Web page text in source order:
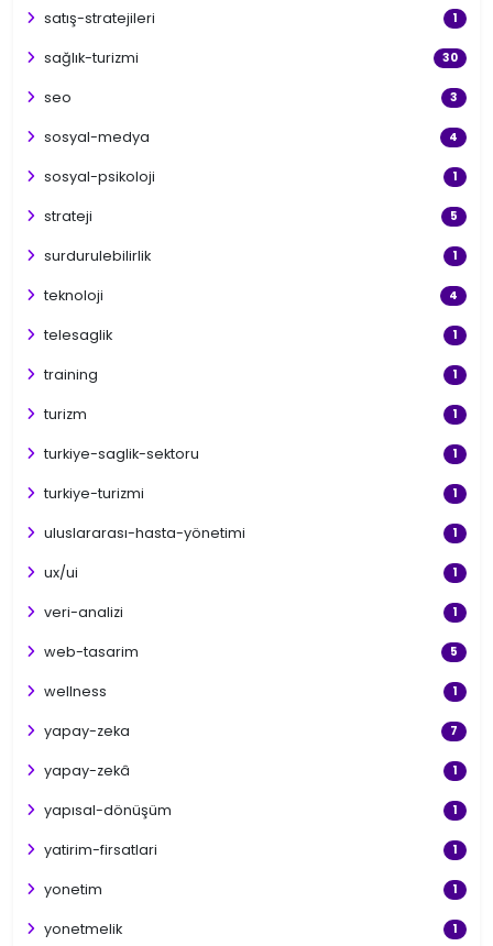
satış-stratejileri 1
sağlık-turizmi 30
seo 3
sosyal-medya 4
sosyal-psikoloji 1
strateji 5
surdurulebilirlik 1
teknoloji 4
telesaglik 1
training 1
turizm 1
turkiye-saglik-sektoru 1
turkiye-turizmi 1
uluslararası-hasta-yönetimi 1
ux/ui 1
veri-analizi 1
web-tasarim 5
wellness 1
yapay-zeka 7
yapay-zekâ 1
yapısal-dönüşüm 1
yatirim-firsatlari 1
yonetim 1
yonetmelik 1